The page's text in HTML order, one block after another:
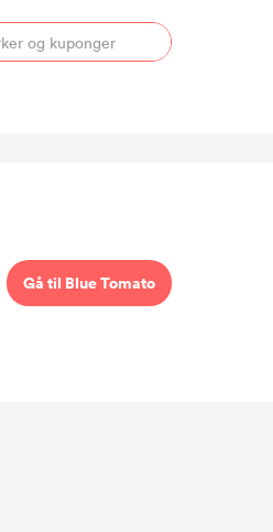
Gå til Blue Tomato